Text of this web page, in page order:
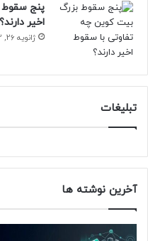
پنج سقوط
اخیر دارند؟
ژانویه 26, 2022
تبلیغات
آخرین نوشته ها